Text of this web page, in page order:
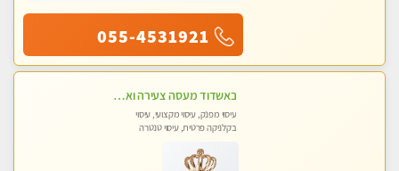
055-4531921
באשדוד מעסה צעירה ואלופה לעיסוי מקצועי מומלץ מאוד ....פרטי!!
עיסוי מפנק, עיסוי מקצועי, עיסוי
בקלניקה פרטית, עיסוי טנטרה